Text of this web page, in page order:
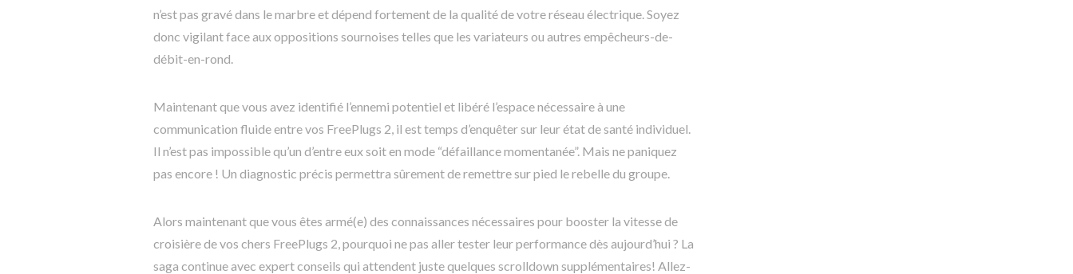
n’est pas gravé dans le marbre et dépend fortement de la qualité de votre réseau électrique. Soyez
donc vigilant face aux oppositions sournoises telles que les variateurs ou autres empêcheurs-de-
débit-en-rond.
Maintenant que vous avez identifié l’ennemi potentiel et libéré l’espace nécessaire à une
communication fluide entre vos FreePlugs 2, il est temps d’enquêter sur leur état de santé individuel.
Il n’est pas impossible qu’un d’entre eux soit en mode “défaillance momentanée”. Mais ne paniquez
pas encore ! Un diagnostic précis permettra sûrement de remettre sur pied le rebelle du groupe.
Alors maintenant que vous êtes armé(e) des connaissances nécessaires pour booster la vitesse de
croisière de vos chers FreePlugs 2, pourquoi ne pas aller tester leur performance dès aujourd’hui ? La
saga continue avec expert conseils qui attendent juste quelques scrolldown supplémentaires! Allez-